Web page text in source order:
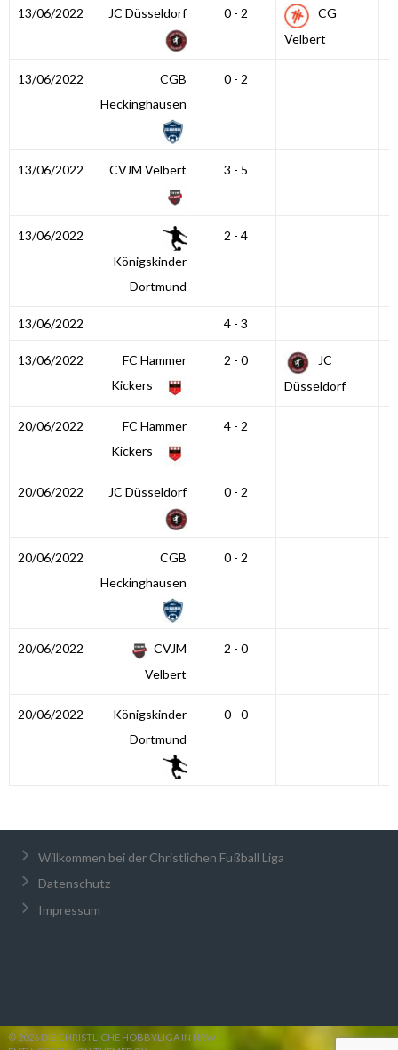
13/06/2022 JC Düsseldorf 0 - 2
CG
Velbert
13/06/2022
CGB
Heckinghausen
0 - 2
13/06/2022 CVJM Velbert 3 - 5
13/06/2022
Königskinder
Dortmund
2 - 4
13/06/2022 4 - 3
13/06/2022
FC Hammer
Kickers
2 - 0
JC
Düsseldorf
20/06/2022
FC Hammer
Kickers
4 - 2
20/06/2022 JC Düsseldorf 0 - 2
20/06/2022
CGB
Heckinghausen
0 - 2
20/06/2022
CVJM
Velbert
2 - 0
20/06/2022
Königskinder
Dortmund
0 - 0
Willkommen bei der Christlichen Fußball Liga
Datenschutz
Impressum
© 2026 DIE CHRISTLICHE HOBBYLIGA IN NRW